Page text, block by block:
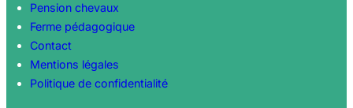
Pension chevaux
Ferme pédagogique
Contact
Mentions légales
Politique de confidentialité